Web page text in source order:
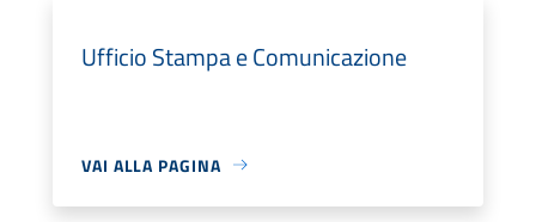
Ufficio Stampa e Comunicazione
VAI ALLA PAGINA